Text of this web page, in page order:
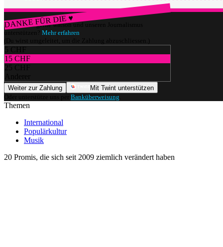
DANKE FÜR DIE ♥
Würdest du gerne watson und unseren Journalismus
unterstützen? Mehr erfahren
(Du wirst umgeleitet, um die Zahlung abzuschliessen.)
5 CHF
15 CHF
25 CHF
Anderer
Weiter zur Zahlung
Mit Twint unterstützen
Oder unterstütze uns per Banküberweisung
Themen
International
Populärkultur
Musik
20 Promis, die sich seit 2009 ziemlich verändert haben